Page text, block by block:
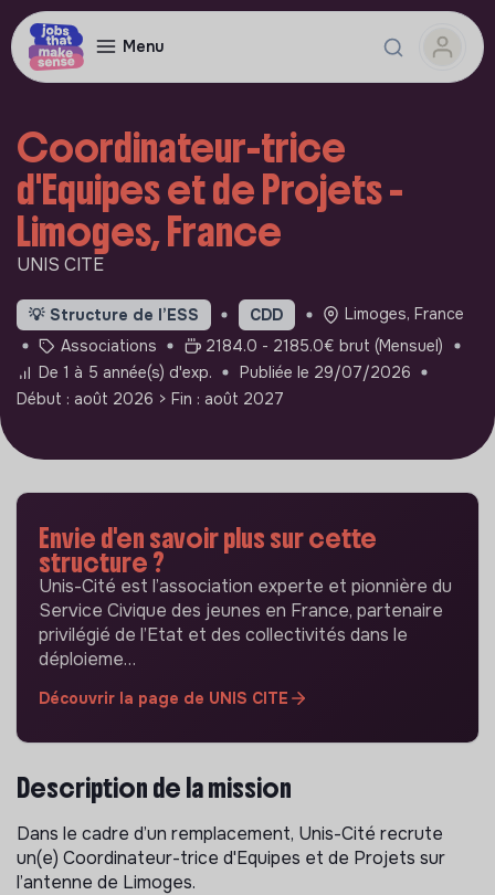
Menu
Coordinateur-trice
d'Equipes et de Projets -
Limoges, France
UNIS CITE
💡 Structure de l’ESS CDD
Limoges, France
Associations
2184.0 - 2185.0€ brut (Mensuel)
De 1 à 5 année(s) d'exp.
Publiée le 29/07/2026
Début : août 2026 > Fin : août 2027
Envie d'en savoir plus sur cette
structure ?
Unis-Cité est l’association experte et pionnière du
Service Civique des jeunes en France, partenaire
privilégié de l’Etat et des collectivités dans le
déploieme…
Découvrir la page de UNIS CITE
Description de la mission
Dans le cadre d’un remplacement, Unis-Cité recrute
un(e) Coordinateur-trice d'Equipes et de Projets sur
l’antenne de Limoges.